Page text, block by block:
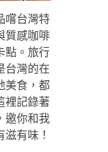
嚐台灣特
質感咖啡
點。旅行
台灣的在
美食，都
裡記錄著
邀你和我
有味！